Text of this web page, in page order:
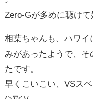
Zero-Gが多めに聴け
相葉ちゃんも、ハワイ
みがあったようで、
たです。
早くこいこい、VSス